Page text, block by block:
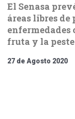
El Senasa
áreas libres de
enfermedades
fruta y la
27 de Agosto 2020